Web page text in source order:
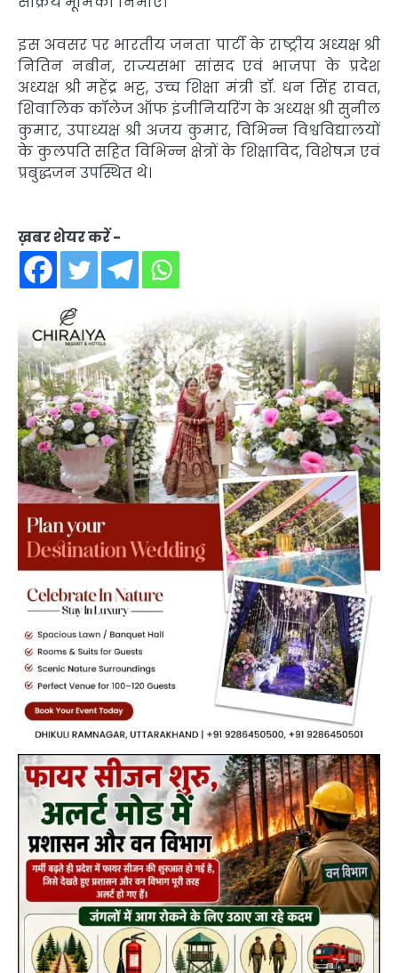
इस अवसर पर भारतीय जनता पार्टी के राष्ट्रीय अध्यक्ष श्री
नितिन नबीन, राज्यसभा सांसद एवं भाजपा के प्रदेश
अध्यक्ष श्री महेंद्र भट्ट, उच्च शिक्षा मंत्री डॉ. धन सिंह रावत,
शिवालिक कॉलेज ऑफ इंजीनियरिंग के अध्यक्ष श्री सुनील
कुमार, उपाध्यक्ष श्री अजय कुमार, विभिन्न विश्वविद्यालयों
के कुलपति सहित विभिन्न क्षेत्रों के शिक्षाविद, विशेषज्ञ एवं
प्रबुद्धजन उपस्थित थे।
ख़बर शेयर करें -